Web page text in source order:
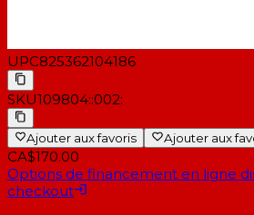
UPC825362104186
SKU109804::002:
Ajouter aux favoris Ajouter aux
CA$170.00
Options de financement en ligne
checkout